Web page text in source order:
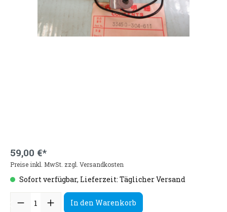
59,00 €*
Preise inkl. MwSt. zzgl. Versandkosten
Sofort verfügbar, Lieferzeit: Täglicher Versand
In den Warenkorb